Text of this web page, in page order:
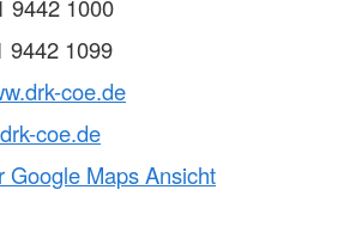
9442 1000
9442 1099
coe.de
coe.de
Google Maps Ansicht